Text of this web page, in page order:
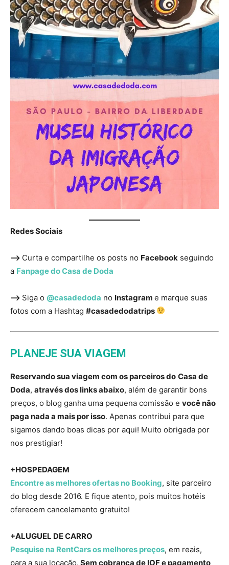
Redes Sociais
—> Curta e compartilhe os posts no Facebook seguindo
a Fanpage do Casa de Doda
—> Siga o @casadedoda no Instagram e marque suas
fotos com a Hashtag #casadedodatrips
PLANEJE SUA VIAGEM
Reservando sua viagem com os parceiros do Casa de
Doda, através dos links abaixo, além de garantir bons
preços, o blog ganha uma pequena comissão e você não
paga nada a mais por isso. Apenas contribui para que
sigamos dando boas dicas por aqui! Muito obrigada por
nos prestigiar!
+HOSPEDAGEM
Encontre as melhores ofertas no Booking, site parceiro
do blog desde 2016. E fique atento, pois muitos hotéis
oferecem cancelamento gratuito!
+ALUGUEL DE CARRO
Pesquise na RentCars os melhores preços, em reais,
para a sua locação. Sem cobrança de IOF e pagamento